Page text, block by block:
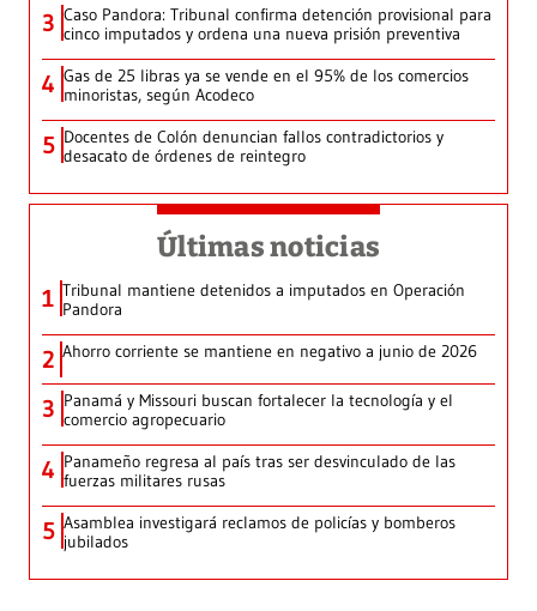
3 Caso Pandora: Tribunal confirma detención provisional para
cinco imputados y ordena una nueva prisión preventiva
4 Gas de 25 libras ya se vende en el 95% de los comercios
minoristas, según Acodeco
5 Docentes de Colón denuncian fallos contradictorios y
desacato de órdenes de reintegro
Últimas noticias
1 Tribunal mantiene detenidos a imputados en Operación
Pandora
2 Ahorro corriente se mantiene en negativo a junio de 2026
3 Panamá y Missouri buscan fortalecer la tecnología y el
comercio agropecuario
4 Panameño regresa al país tras ser desvinculado de las
fuerzas militares rusas
5 Asamblea investigará reclamos de policías y bomberos
jubilados